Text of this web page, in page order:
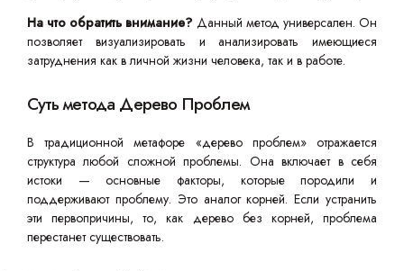
На что обратить внимание? Данный метод универсален. Он
позволяет визуализировать и анализировать имеющиеся
затруднения как в личной жизни человека, так и в работе.
Суть метода Дерево Проблем
В традиционной метафоре «дерево проблем» отражается
структура любой сложной проблемы. Она включает в себя
истоки — основные факторы, которые породили и
поддерживают проблему. Это аналог корней. Если устранить
эти первопричины, то, как дерево без корней, проблема
перестанет существовать.